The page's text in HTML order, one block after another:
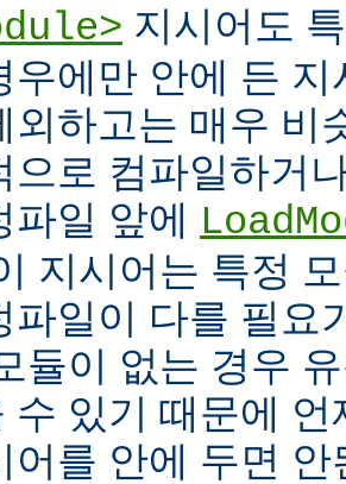
지시어도
우에만 안에 든
외하고는 매우 비
으로 컴파일하거
파일 앞에
지시어는 특정
파일이 다를 필요
듈이 없는 경우
수 있기 때문에
어를 안에 두면 안